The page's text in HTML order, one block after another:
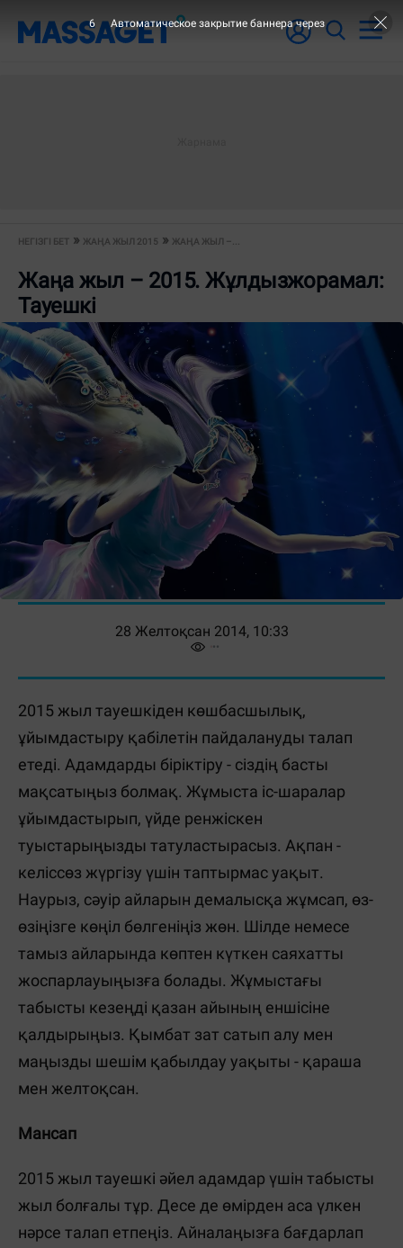
НЕГІЗГІ БЕТ ЖАҢА ЖЫЛ 2015 ЖАҢА ЖЫЛ –...
Жаңа жыл – 2015. Жұлдызжорамал:
Тауешкі
28 Желтоқсан 2014, 10:33
2015 жыл тауешкіден көшбасшылық,
ұйымдастыру қабілетін пайдалануды талап
етеді. Адамдарды біріктіру - сіздің басты
мақсатыңыз болмақ. Жұмыста іс-шаралар
ұйымдастырып, үйде ренжіскен
туыстарыңызды татуластырасыз. Ақпан -
келіссөз жүргізу үшін таптырмас уақыт.
Наурыз, сәуір айларын демалысқа жұмсап, өз-
өзіңізге көңіл бөлгеніңіз жөн. Шілде немесе
тамыз айларында көптен күткен саяхатты
жоспарлауыңызға болады. Жұмыстағы
табысты кезеңді қазан айының еншісіне
қалдырыңыз. Қымбат зат сатып алу мен
маңызды шешім қабылдау уақыты - қараша
мен желтоқсан.
Мансап
2015 жыл тауешкі әйел адамдар үшін табысты
жыл болғалы тұр. Десе де өмірден аса үлкен
нәрсе талап етпеңіз. Айналаңызға бағдарлап
5 Автоматическое закрытие баннера через